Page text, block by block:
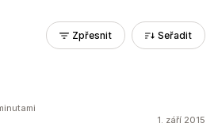
Zpřesnit Seřadit
1. září 2015